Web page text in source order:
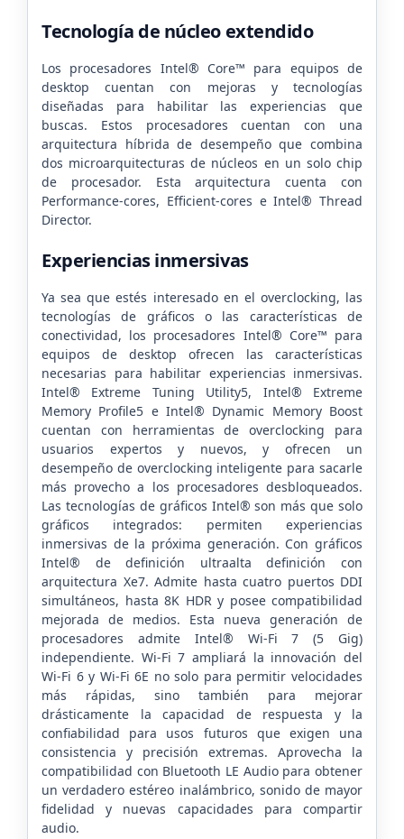
Tecnología de núcleo extendido
Los procesadores Intel® Core™ para equipos de
desktop cuentan con mejoras y tecnologías
diseñadas para habilitar las experiencias que
buscas. Estos procesadores cuentan con una
arquitectura híbrida de desempeño que combina
dos microarquitecturas de núcleos en un solo chip
de procesador. Esta arquitectura cuenta con
Performance-cores, Efficient-cores e Intel® Thread
Director.
Experiencias inmersivas
Ya sea que estés interesado en el overclocking, las
tecnologías de gráficos o las características de
conectividad, los procesadores Intel® Core™ para
equipos de desktop ofrecen las características
necesarias para habilitar experiencias inmersivas.
Intel® Extreme Tuning Utility5, Intel® Extreme
Memory Profile5 e Intel® Dynamic Memory Boost
cuentan con herramientas de overclocking para
usuarios expertos y nuevos, y ofrecen un
desempeño de overclocking inteligente para sacarle
más provecho a los procesadores desbloqueados.
Las tecnologías de gráficos Intel® son más que solo
gráficos integrados: permiten experiencias
inmersivas de la próxima generación. Con gráficos
Intel® de definición ultraalta definición con
arquitectura Xe7. Admite hasta cuatro puertos DDI
simultáneos, hasta 8K HDR y posee compatibilidad
mejorada de medios. Esta nueva generación de
procesadores admite Intel® Wi-Fi 7 (5 Gig)
independiente. Wi-Fi 7 ampliará la innovación del
Wi-Fi 6 y Wi-Fi 6E no solo para permitir velocidades
más rápidas, sino también para mejorar
drásticamente la capacidad de respuesta y la
confiabilidad para usos futuros que exigen una
consistencia y precisión extremas. Aprovecha la
compatibilidad con Bluetooth LE Audio para obtener
un verdadero estéreo inalámbrico, sonido de mayor
fidelidad y nuevas capacidades para compartir
audio.